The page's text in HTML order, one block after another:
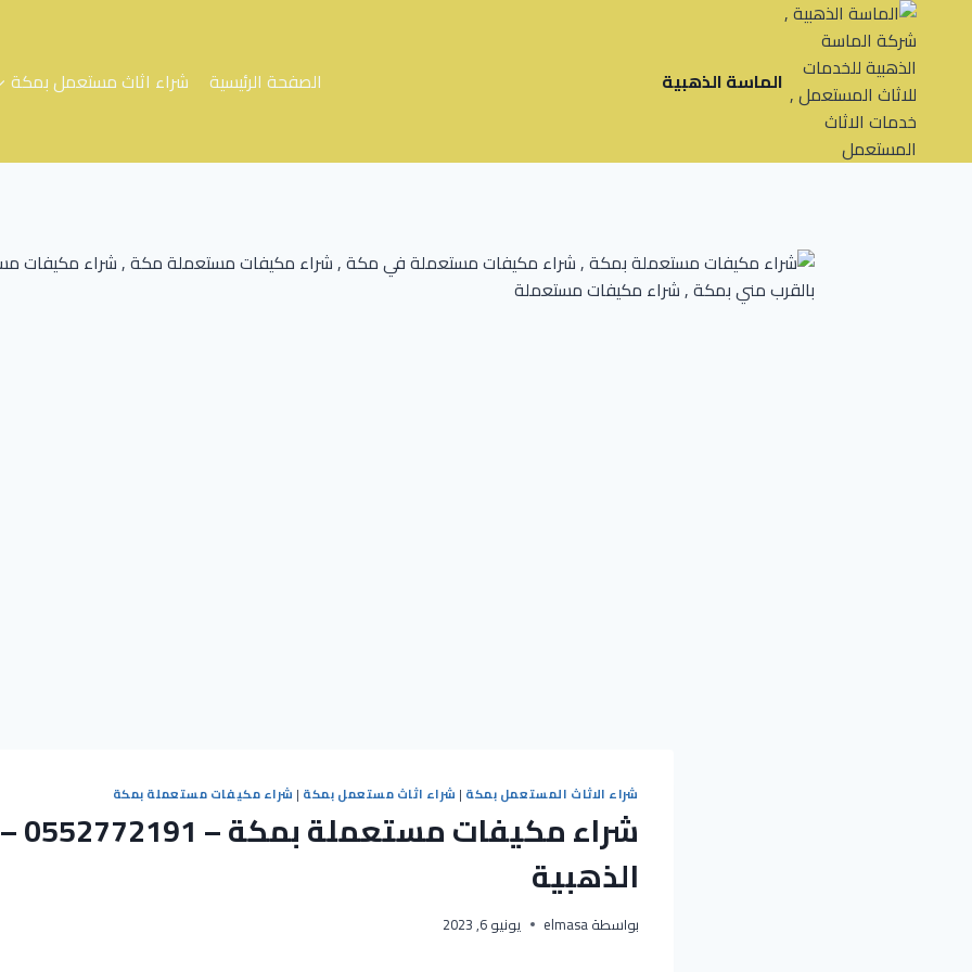
المحتوى
الماسة الذهبية الصفحة الرئيسية شراء اثاث مستعمل بمكة
شراء الاثاث المستعمل بمكة | شراء اثاث مستعمل بمكة | شراء مكيفات مستعملة بمكة
الذهبية
بواسطةelmasa يونيو 6, 2023